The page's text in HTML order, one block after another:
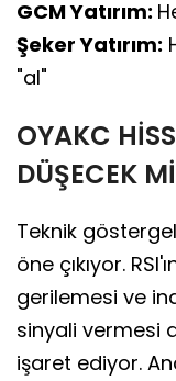
GCM Yatırım:
Şeker Yatırım:
"al"
OYAKC
DÜŞECEK
Teknik
öne çıkıyor.
gerilemesi ve
sinyali vermesi
işaret ediyor.